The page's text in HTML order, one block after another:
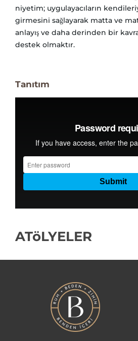
niyetim; uygulayacıların
girmesini sağlayarak matta ve mat
anlayış ve daha derinden bir
destek olmaktır.
Tanıtım
ATöLYELER